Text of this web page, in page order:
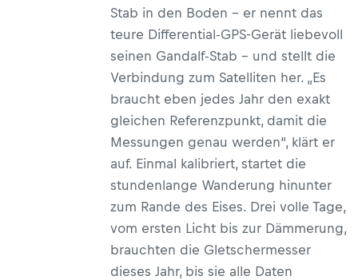
Stab in den Boden – er nennt das
teure Differential-GPS-Gerät liebevoll
seinen Gandalf-Stab ­– und stellt die
Verbindung zum Satelliten her. „Es
braucht eben jedes Jahr den exakt
gleichen Referenzpunkt, damit die
Messungen genau werden“, klärt er
auf. Einmal kalibriert, startet die
stundenlange Wanderung hinunter
zum Rande des Eises. Drei volle Tage,
vom ersten Licht bis zur Dämmerung,
brauchten die Gletschermesser
dieses Jahr, bis sie alle Daten